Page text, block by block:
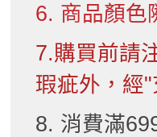
6. 商品顏色
7.購買前請
瑕疵外，經
8. 消費滿